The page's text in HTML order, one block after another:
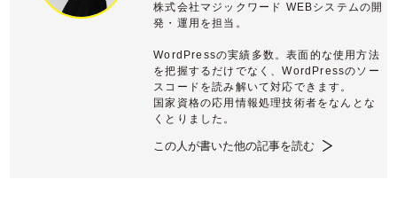
株式会社マジックワード WEBシステムの開
発・運用を担当。
WordPressの実績多数。表面的な使用方法
を把握するだけでなく、WordPressのソー
スコードを読み解いて対応できます。
国家資格の応用情報処理技術者をなんとな
くとりました。
この人が書いた他の記事を読む